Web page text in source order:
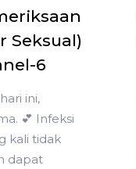
Seksual)
6
ini,
💕 Infeksi
kali tidak
dapat